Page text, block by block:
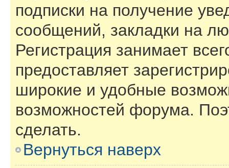
подписки на получение
сообщений, закладки на
Регистрация занимает
предоставляет
широкие и удобные
возможностей форума.
сделать.
Вернуться наверх